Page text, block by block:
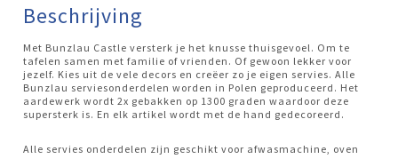
Beschrijving
Met Bunzlau Castle versterk je het knusse thuisgevoel. Om te
tafelen samen met familie of vrienden. Of gewoon lekker voor
jezelf. Kies uit de vele decors en creëer zo je eigen servies. Alle
Bunzlau serviesonderdelen worden in Polen geproduceerd. Het
aardewerk wordt 2x gebakken op 1300 graden waardoor deze
supersterk is. En elk artikel wordt met de hand gedecoreerd.
Alle servies onderdelen zijn geschikt voor afwasmachine, oven